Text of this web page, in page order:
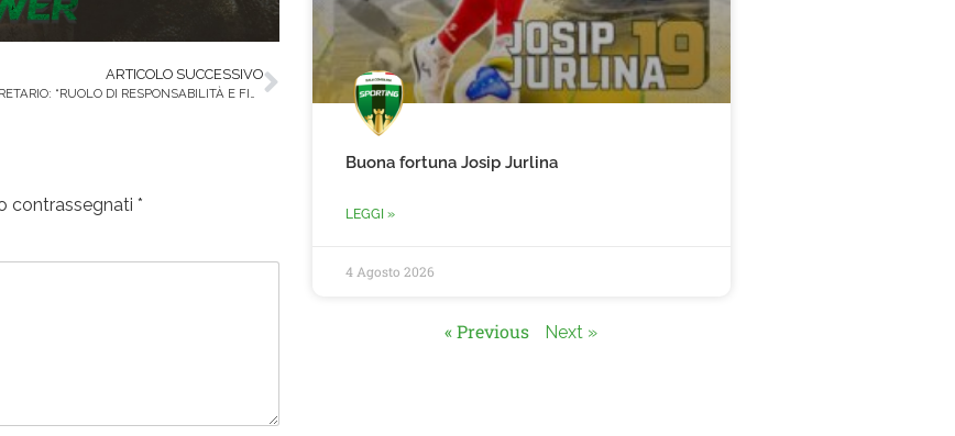
ARTICOLO SUCCESSIVO
MELILLO SARA’ SEGRETARIO: “RUOLO DI RESPONSABILITÀ E FIDUCIA”
contrassegnati *
Buona fortuna Josip Jurlina
LEGGI »
4 Agosto 2026
« Previous Next »